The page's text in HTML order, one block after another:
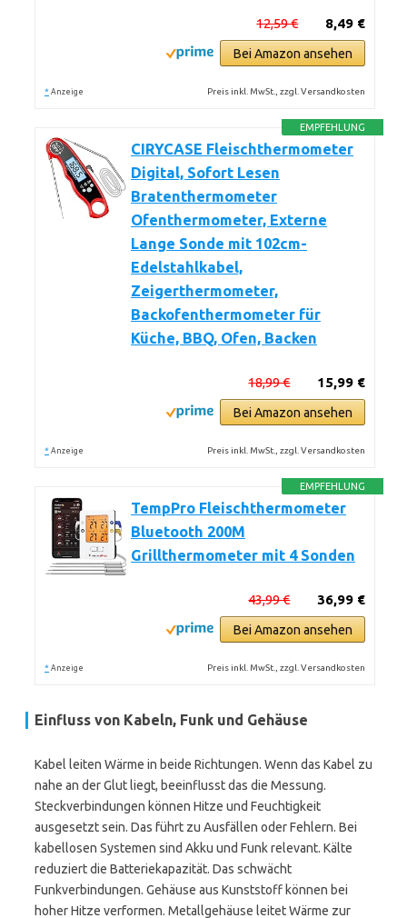
8,49 €
12,59 €
Bei Amazon ansehen
* Anzeige Preis inkl. MwSt., zzgl. Versandkosten
EMPFEHLUNG
CIRYCASE Fleischthermometer
Digital, Sofort Lesen
Bratenthermometer
Ofenthermometer, Externe
Lange Sonde mit 102cm-
Edelstahlkabel,
Zeigerthermometer,
Backofenthermometer für
Küche, BBQ, Ofen, Backen
15,99 €
18,99 €
Bei Amazon ansehen
* Anzeige Preis inkl. MwSt., zzgl. Versandkosten
EMPFEHLUNG
TempPro Fleischthermometer
Bluetooth 200M
Grillthermometer mit 4 Sonden
36,99 €
43,99 €
Bei Amazon ansehen
* Anzeige Preis inkl. MwSt., zzgl. Versandkosten
Einfluss von Kabeln, Funk und Gehäuse
Kabel leiten Wärme in beide Richtungen. Wenn das Kabel zu
nahe an der Glut liegt, beeinflusst das die Messung.
Steckverbindungen können Hitze und Feuchtigkeit
ausgesetzt sein. Das führt zu Ausfällen oder Fehlern. Bei
kabellosen Systemen sind Akku und Funk relevant. Kälte
reduziert die Batteriekapazität. Das schwächt
Funkverbindungen. Gehäuse aus Kunststoff können bei
hoher Hitze verformen. Metallgehäuse leitet Wärme zur